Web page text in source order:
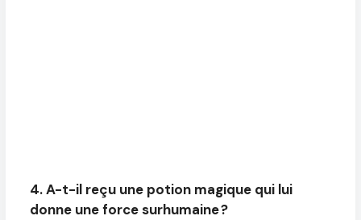
4. A-t-il reçu une potion magique qui lui
donne une force surhumaine ?